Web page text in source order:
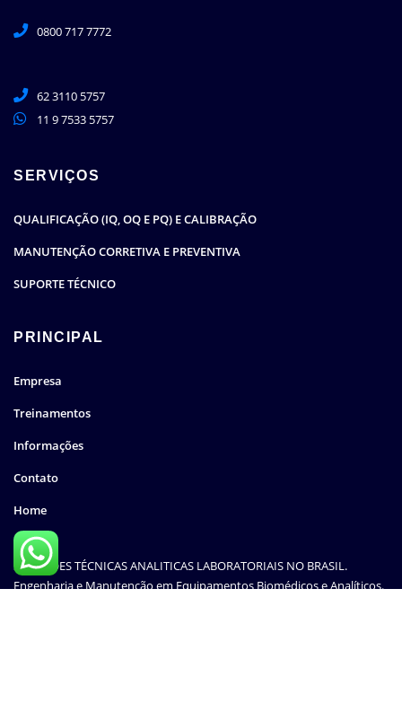
0800 717 7772
62 3110 5757
11 9 7533 5757
SERVIÇOS
QUALIFICAÇÃO (IQ, OQ E PQ) E CALIBRAÇÃO
MANUTENÇÃO CORRETIVA E PREVENTIVA
SUPORTE TÉCNICO
PRINCIPAL
Empresa
Treinamentos
Informações
Contato
Home
SOLUÇÕES TÉCNICAS ANALITICAS LABORATORIAIS NO BRASIL.
Engenharia e Manutenção em Equipamentos Biomédicos e Analíticos.